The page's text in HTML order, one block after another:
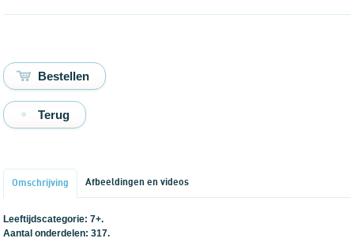
Terug
Omschrijving Afbeeldingen en videos
Leeftijdscategorie: 7+.
Aantal onderdelen: 317.